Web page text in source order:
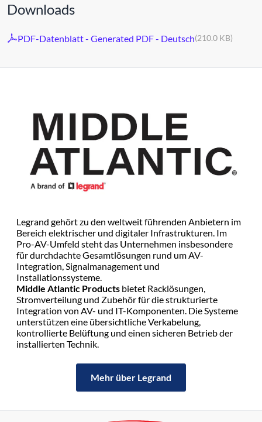
Downloads
PDF-Datenblatt - Generated PDF - Deutsch(210.0 KB)
Legrand gehört zu den weltweit führenden Anbietern im
Bereich elektrischer und digitaler Infrastrukturen. Im
Pro-AV-Umfeld steht das Unternehmen insbesondere
für durchdachte Gesamtlösungen rund um AV-
Integration, Signalmanagement und
Installationssysteme.
Middle Atlantic Products bietet Racklösungen,
Stromverteilung und Zubehör für die strukturierte
Integration von AV- und IT-Komponenten. Die Systeme
unterstützen eine übersichtliche Verkabelung,
kontrollierte Belüftung und einen sicheren Betrieb der
installierten Technik.
Mehr über Legrand